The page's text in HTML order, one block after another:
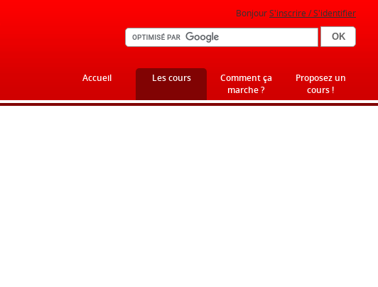
BonjourS'inscrire / S'identifier
Accueil Les cours
Comment ça
marche ?
Proposez un
cours !